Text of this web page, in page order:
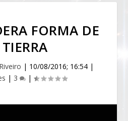
FORMA DE
| 10/08/2016; 16:54 |
| 3 |